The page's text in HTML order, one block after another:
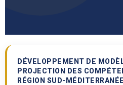
DÉVELOPPEMENT DE
PROJECTION DES
RÉGION SUD-